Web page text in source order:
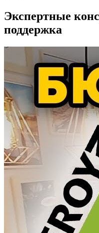
Экспертные
поддержка